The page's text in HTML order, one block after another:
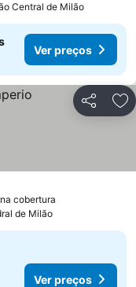
Central de Milão
Ver preços
Partilhar
cobertura
de Milão
Ver preços